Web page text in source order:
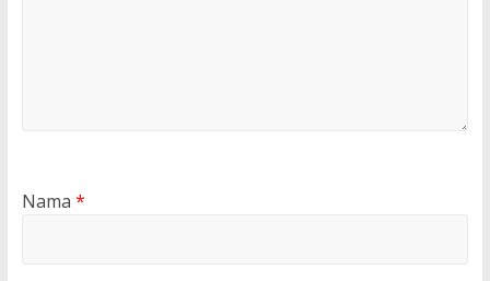
Nama *